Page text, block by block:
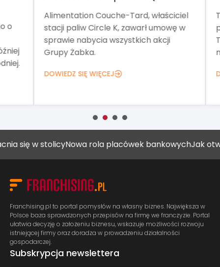
Alimentation Couche-Tard, właściciel
stacji paliw Circle K, zawarł umowę w
sprawie nabycia wszystkich akcji
Grupy Żabka.
DOWIEDZ SIĘ WIĘCEJ
w stolicyNowa rola placówek bankowychJak
Franchising.pl to portal pomysłów na własny biznes. Największa w
Polsce baza sprawdzonych przepisów na firmę we franczyzie. Portal
ułatwia decyzję o założeniu biznesu, wskazuje możliwości rozwoju
istniejącej firmy oraz doradza w prowadzeniu działalności
gospodarczej.
Subskrypcja newslettera